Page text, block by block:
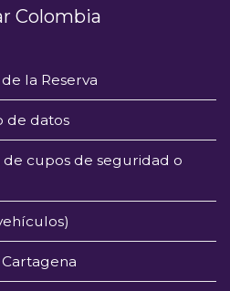
Colombia
la Reserva
de datos
cupos de seguridad o